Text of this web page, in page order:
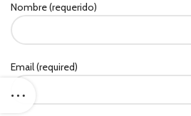
Nombre (requerido)
Email (required)